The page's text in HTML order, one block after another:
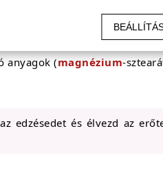
anyagok (magnézium-
edzésedet és élvezd az